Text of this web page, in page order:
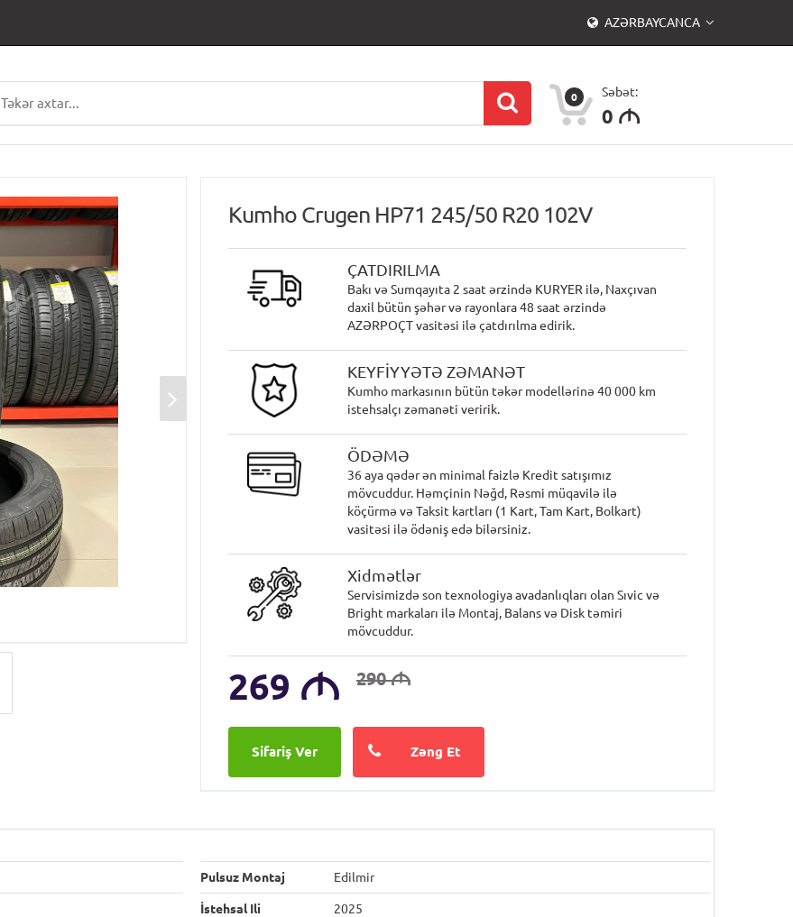
AZƏRBAYCANCA
0 Səbət:
0 M
Kumho Crugen HP71 245/50 R20 102V
ÇATDIRILMA
Bakı və Sumqayıta 2 saat ərzində KURYER ilə, Naxçıvan
daxil bütün şəhər və rayonlara 48 saat ərzində
AZƏRPOÇT vasitəsi ilə çatdırılma edirik.
KEYFİYYƏTƏ ZƏMANƏT
Kumho markasının bütün təkər modellərinə 40 000 km
istehsalçı zəmanəti veririk.
ÖDƏMƏ
36 aya qədər ən minimal faizlə Kredit satışımız
mövcuddur. Həmçinin Nəğd, Rəsmi müqavilə ilə
köçürmə və Taksit kartları (1 Kart, Tam Kart, Bolkart)
vasitəsi ilə ödəniş edə bilərsiniz.
Xidmətlər
Servisimizdə son texnologiya avadanlıqları olan Sıvic və
Bright markaları ilə Montaj, Balans və Disk təmiri
mövcuddur.
269 M 290M
Zəng Et
Pulsuz Montaj Edilmir
İstehsal Ili 2025